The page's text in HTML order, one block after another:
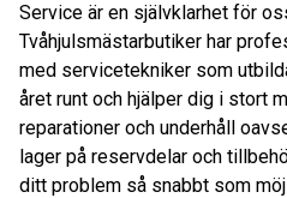
Service är en självklarhet för
Tvåhjulsmästarbutiker har
med servicetekniker som
året runt och hjälper dig i stort
reparationer och underhåll
lager på reservdelar och
ditt problem så snabbt som